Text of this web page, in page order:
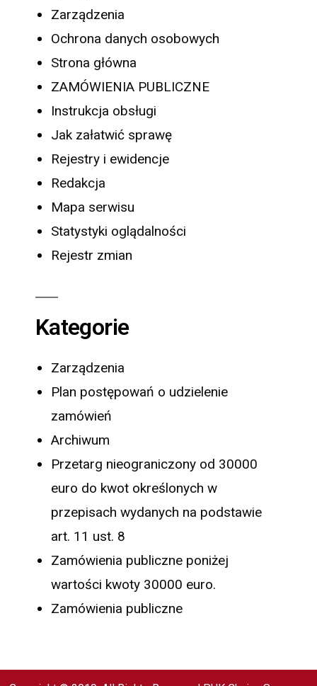
Zarządzenia
Ochrona danych osobowych
Strona główna
ZAMÓWIENIA PUBLICZNE
Instrukcja obsługi
Jak załatwić sprawę
Rejestry i ewidencje
Redakcja
Mapa serwisu
Statystyki oglądalności
Rejestr zmian
Kategorie
Zarządzenia
Plan postępowań o udzielenie
zamówień
Archiwum
Przetarg nieograniczony od 30000
euro do kwot określonych w
przepisach wydanych na podstawie
art. 11 ust. 8
Zamówienia publiczne poniżej
wartości kwoty 30000 euro.
Zamówienia publiczne